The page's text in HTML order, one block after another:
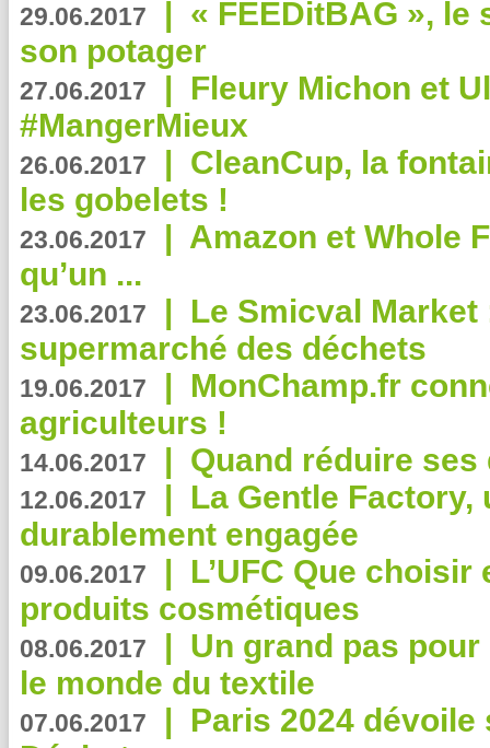
29.06.2017 | « FEEDitBAG », le
son potager
27.06.2017 | Fleury Michon et
#MangerMieux
26.06.2017 | CleanCup, la
les gobelets !
23.06.2017 | Amazon et Whole
qu’un ...
23.06.2017 | Le Smicval
supermarché des déchets
19.06.2017 | MonChamp.fr
agriculteurs !
14.06.2017 | Quand réduire
12.06.2017 | La Gentle
durablement engagée
09.06.2017 | L’UFC Que
produits cosmétiques
08.06.2017 | Un grand pas
le monde du textile
07.06.2017 | Paris 2024